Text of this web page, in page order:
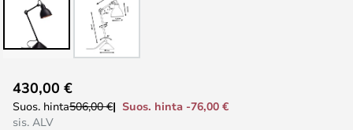
to
the
430,00 €
Suos. hinta506,00 €
Suos. hinta -76,00 €
sis. ALV